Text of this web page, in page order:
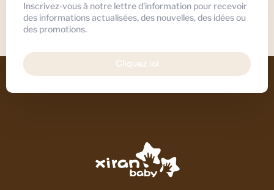
Inscrivez-vous à notre lettre d'information pour recevoir
des informations actualisées, des nouvelles, des idées ou
des promotions.
Cliquez ici